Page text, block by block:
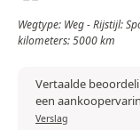
Wegtype: Weg - Rijstijl:
kilometers: 5000 km
Vertaalde
een
Verslag